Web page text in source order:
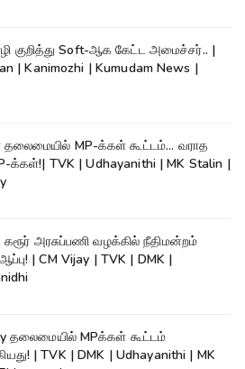
குறித்து Soft-ஆக கேட்ட அமைச்சர்.. |
| Kanimozhi | Kumudam News |
தலைமையில் MP-க்கள் கூட்டம்... வராத
க்கள்!| TVK | Udhayanithi | MK Stalin |
கரூர் அரசுப்பணி வழக்கில் நீதிமன்றம்
| CM Vijay | TVK | DMK |
தலைமையில் MPக்கள் கூட்டம்
| TVK | DMK | Udhayanithi | MK